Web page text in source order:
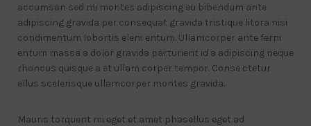
accumsan sed mi montes adipiscing eu bibendum ante
adipiscing gravida per consequat gravida tristique litora nisi
condimentum lobortis elem entum. Ullamcorper ante ferm
entum massa a dolor gravida parturient id a adipiscing neque
rhoncus quisque a et ullam corper tempor. Conse ctetur
ellus scelerisque ullamcorper montes gravida.
Mauris torquent mi eget et amet phasellus eget ad